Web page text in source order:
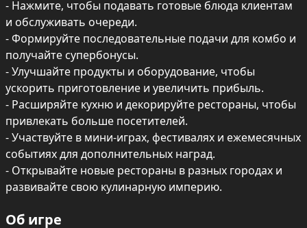
- Нажмите, чтобы подавать готовые блюда клиентам
и обслуживать очереди.
- Формируйте последовательные подачи для комбо и
получайте супербонусы.
- Улучшайте продукты и оборудование, чтобы
ускорить приготовление и увеличить прибыль.
- Расширяйте кухню и декорируйте рестораны, чтобы
привлекать больше посетителей.
- Участвуйте в мини‑играх, фестивалях и ежемесячных
событиях для дополнительных наград.
- Открывайте новые рестораны в разных городах и
развивайте свою кулинарную империю.
Об игре